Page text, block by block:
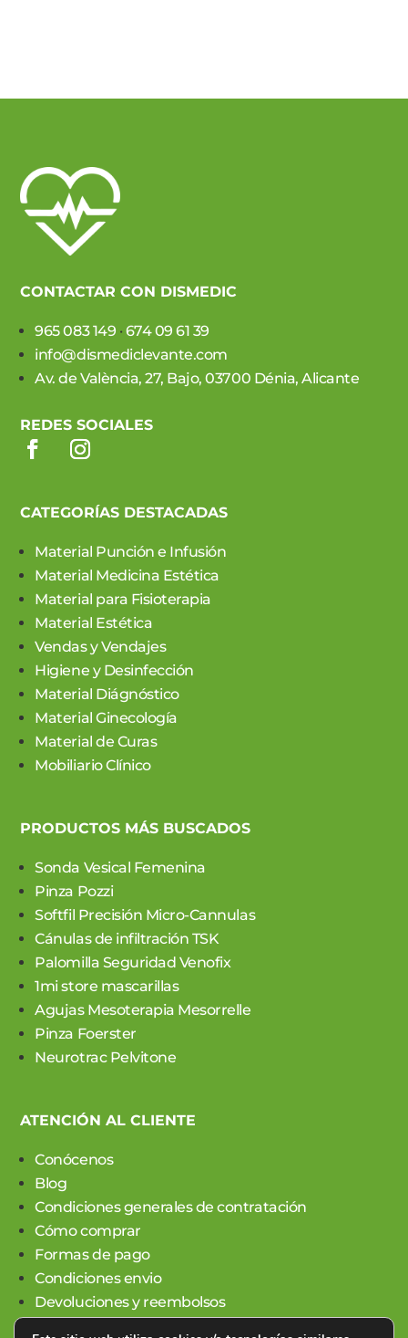
CONTACTAR CON DISMEDIC
965 083 149 · 674 09 61 39
info@dismediclevante.com
Av. de València, 27, Bajo, 03700 Dénia, Alicante
REDES SOCIALES
CATEGORÍAS DESTACADAS
Material Punción e Infusión
Material Medicina Estética
Material para Fisioterapia
Material Estética
Vendas y Vendajes
Higiene y Desinfección
Material Diágnóstico
Material Ginecología
Material de Curas
Mobiliario Clínico
PRODUCTOS MÁS BUSCADOS
Sonda Vesical Femenina
Pinza Pozzi
Softfil Precisión Micro-Cannulas
Cánulas de infiltración TSK
Palomilla Seguridad Venofix
1mi store mascarillas
Agujas Mesoterapia Mesorrelle
Pinza Foerster
Neurotrac Pelvitone
ATENCIÓN AL CLIENTE
Conócenos
Blog
Condiciones generales de contratación
Cómo comprar
Formas de pago
Condiciones envio
Devoluciones y reembolsos